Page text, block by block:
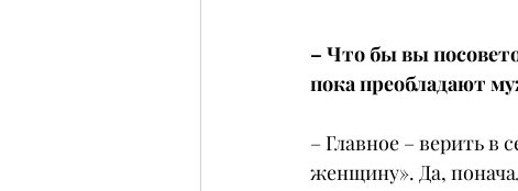
– Что бы вы
пока преобладают
– Главное – верить в
женщину». Да,